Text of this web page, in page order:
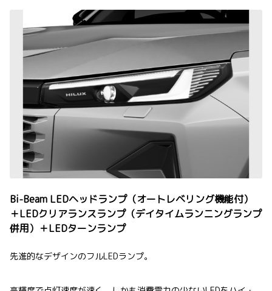
Bi-Beam LEDヘッドランプ（オートレベリング機能付）
＋LEDクリアランスランプ（デイタイムランニングランプ
併用）＋LEDターンランプ
先進的なデザインのフルLEDランプ。